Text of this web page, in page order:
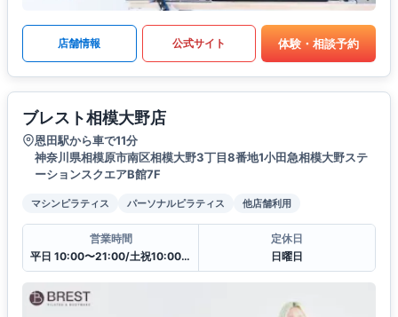
店舗情報 公式サイト 体験・相談予約
ブレスト相模大野店
恩田駅から車で11分
神奈川県相模原市南区相模大野3丁目8番地1小田急相模大野ステ
ーションスクエアB館7F
マシンピラティス パーソナルピラティス 他店舗利用
営業時間
平日 10:00〜21:00/土祝10:00〜19:30
定休日
日曜日